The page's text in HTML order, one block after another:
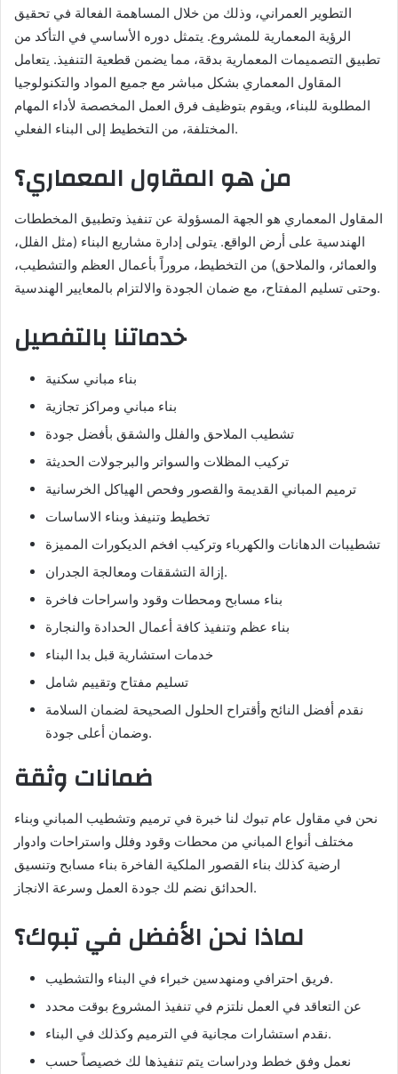
التطوير العمراني، وذلك من خلال المساهمة الفعالة في تحقيق
الرؤية المعمارية للمشروع. يتمثل دوره الأساسي في التأكد من
تطبيق التصميمات المعمارية بدقة، مما يضمن قطعية التنفيذ. يتعامل
المقاول المعماري بشكل مباشر مع جميع المواد والتكنولوجيا
المطلوبة للبناء، ويقوم بتوظيف فرق العمل المخصصة لأداء المهام
المختلفة، من التخطيط إلى البناء الفعلي.
من هو المقاول المعماري؟
المقاول المعماري هو الجهة المسؤولة عن تنفيذ وتطبيق المخططات
الهندسية على أرض الواقع. يتولى إدارة مشاريع البناء (مثل الفلل،
والعمائر، والملاحق) من التخطيط، مروراً بأعمال العظم والتشطيب،
وحتى تسليم المفتاح، مع ضمان الجودة والالتزام بالمعايير الهندسية.
خدماتنا بالتفصيل
بناء مباني سكنية
بناء مباني ومراكز تجازية
تشطيب الملاحق والفلل والشقق بأفضل جودة
تركيب المظلات والسواتر والبرجولات الحديثة
ترميم المباني القديمة والقصور وفحص الهياكل الخرسانية
تخطيط وتنيفذ وبناء الاساسات
تشطيبات الدهانات والكهرباء وتركيب افخم الديكورات المميزة
إزالة التشققات ومعالجة الجدران.
بناء مسابح ومحطات وقود واسراحات فاخرة
بناء عظم وتنفيذ كافة أعمال الحدادة والنجارة
خدمات استشارية قبل بدا البناء
تسليم مفتاح وتقييم شامل
نقدم أفضل النائح وأقتراح الحلول الصحيحة لضمان السلامة
وضمان أعلى جودة.
ضمانات وثقة
نحن في مقاول عام تبوك لنا خبرة في ترميم وتشطيب المباني وبناء
مختلف أنواع المباني من محطات وقود وفلل واستراحات وادوار
ارضية كذلك بناء القصور الملكية الفاخرة بناء مسابح وتنسيق
الحدائق نضم لك جودة العمل وسرعة الانجاز.
لماذا نحن الأفضل في تبوك؟
فريق احترافي ومنهدسين خبراء في البناء والتشطيب.
عن التعاقد في العمل نلتزم في تنفيذ المشروع بوقت محدد
نقدم استشارات مجانية في الترميم وكذلك في البناء.
نعمل وفق خطط ودراسات يتم تنفيذها لك خصيصاً حسب